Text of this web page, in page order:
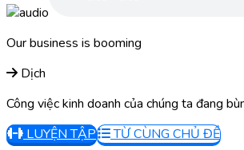
Our business is booming
Dịch
Công việc kinh doanh của chúng ta đang
LUYỆN TẬP
TỪ CÙNG CHỦ ĐỀ